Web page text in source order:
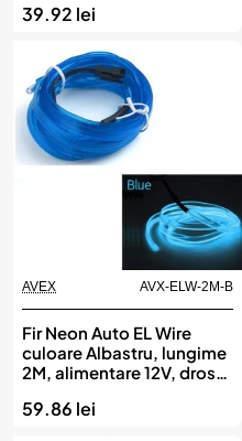
39.92 lei
AVEX AVX-ELW-2M-B
Fir Neon Auto EL Wire
culoare Albastru, lungime
2M, alimentare 12V, droser
59.86 lei